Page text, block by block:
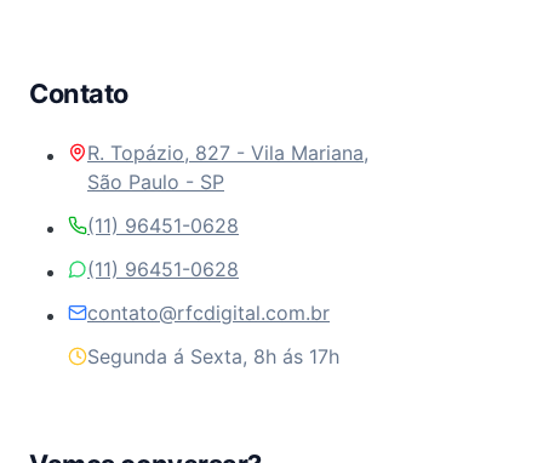
Contato
R. Topázio, 827 - Vila Mariana,
São Paulo - SP
(11) 96451-0628
(11) 96451-0628
contato@rfcdigital.com.br
Segunda á Sexta, 8h ás 17h